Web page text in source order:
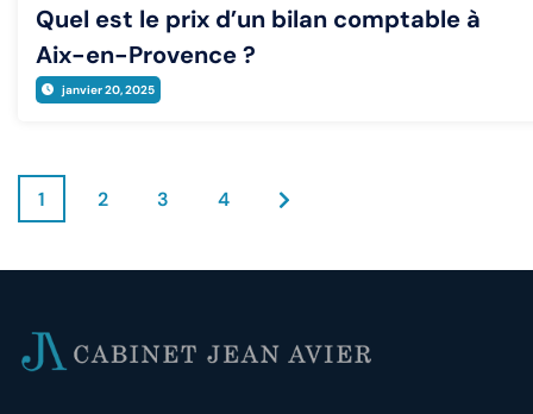
Quel est le prix d’un bilan comptable à
Aix-en-Provence ?
janvier 20, 2025
1 2 3 4